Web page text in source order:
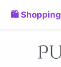
Shopping